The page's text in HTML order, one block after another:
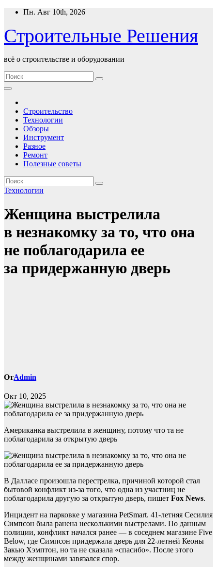
Перейти
содержимому
Пн. Авг 10th, 2026
Строительные Решения
всё о строительстве и оборудовании
Строительство
Технологии
Обзоры
Инструмент
Разное
Ремонт
Полезные советы
Технологии
Женщина выстрелила
в незнакомку за то, что она
не поблагодарила ее
за придержанную дверь
ОтAdmin
Окт 10, 2025
Американка выстрелила в женщину, потому что та не
поблагодарила за открытую дверь
В Далласе произошла перестрелка, причиной которой стал
бытовой конфликт из-за того, что одна из участниц не
поблагодарила другую за открытую дверь, пишет Fox News.
Инцидент на парковке у магазина PetSmart. 41-летняя Сесилия
Симпсон была ранена несколькими выстрелами. По данным
полиции, конфликт начался ранее — в соседнем магазине Five
Below, где Симпсон придержала дверь для 22-летней Кеоны
Закью Хэмптон, но та не сказала «спасибо». После этого
между женщинами завязался спор.